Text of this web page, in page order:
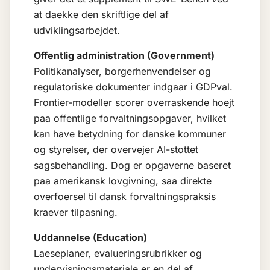
at daekke den skriftlige del af
udviklingsarbejdet.
Offentlig administration (Government)
Politikanalyser, borgerhenvendelser og
regulatoriske dokumenter indgaar i GDPval.
Frontier-modeller scorer overraskende hoejt
paa offentlige forvaltningsopgaver, hvilket
kan have betydning for danske kommuner
og styrelser, der overvejer AI-stottet
sagsbehandling. Dog er opgaverne baseret
paa amerikansk lovgivning, saa direkte
overfoersel til dansk forvaltningspraksis
kraever tilpasning.
Uddannelse (Education)
Laeseplaner, evalueringsrubrikker og